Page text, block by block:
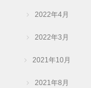
2022年4月
2022年3月
2021年10月
2021年8月